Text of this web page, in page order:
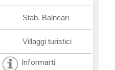
Stab. Balneari
Villaggi turistici
Informarti